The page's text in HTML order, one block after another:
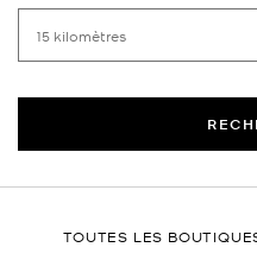
TOUTES LES